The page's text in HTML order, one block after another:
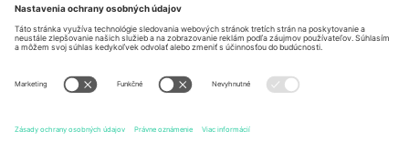
Mexico
Av Chapultepec 360, Roma
Norte, Cuauhtémoc, 06700
Ciudad de México, CDMX,
Mexico
Právna subjektivita poskytovateľa platformy sa môže líšiť v závislosti